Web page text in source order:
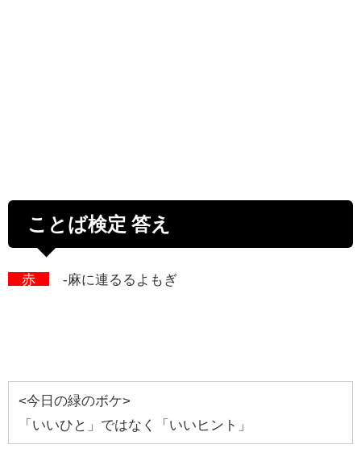
ことば検定 答え
赤 -麻に連るるよもぎ
<今日の緑のボケ>
「いいひと」ではなく「いいヒント」